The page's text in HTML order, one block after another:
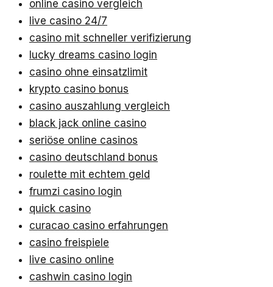
online casino vergleich
live casino 24/7
casino mit schneller verifizierung
lucky dreams casino login
casino ohne einsatzlimit
krypto casino bonus
casino auszahlung vergleich
black jack online casino
seriöse online casinos
casino deutschland bonus
roulette mit echtem geld
frumzi casino login
quick casino
curacao casino erfahrungen
casino freispiele
live casino online
cashwin casino login